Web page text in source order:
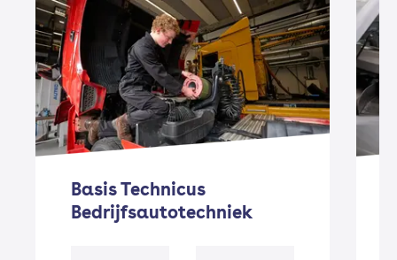
Basis Technicus
Bedrijfsautotechniek